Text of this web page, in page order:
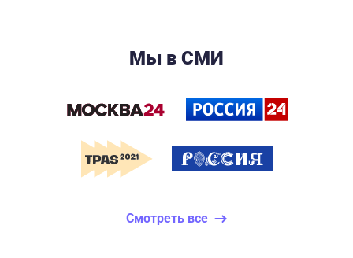
Мы в СМИ
Смотреть все